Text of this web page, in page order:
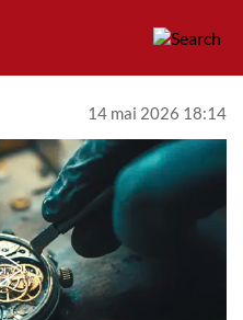
14 mai 2026 18:14